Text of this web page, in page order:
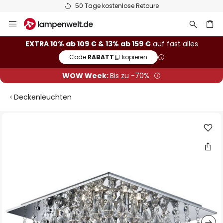
50 Tage kostenlose Retoure
Inhalt
springen
EXTRA 10% ab 109 € & 13% ab 159 €auf fast alles
Code:RABATT kopieren
WOW Week:Bis zu -70%
Deckenleuchten